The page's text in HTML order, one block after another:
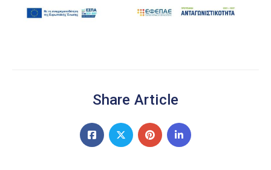
Share Article